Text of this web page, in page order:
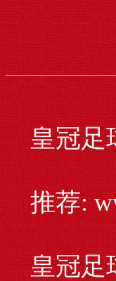
皇冠足
推荐:
皇冠足